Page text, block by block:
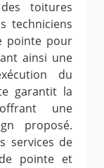
toitures
techniciens
pointe pour
ainsi une
du
garantit la
une
proposé.
services de
pointe et